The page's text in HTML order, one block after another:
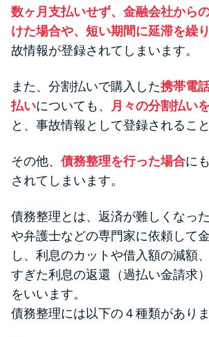
数ヶ月支払いせず、金融会社から
けた場合や、短い期間に延滞を繰
故情報が登録されてしまいます。
また、分割払いで購入した携帯電
払いについても、 月々の分割払い
と、事故情報として登録されるこ
その他、 債務整理を行った場合に
されてしまいます。
債務整理とは、返済が難しくなっ
や弁護士などの専門家に依頼して
し、利息のカットや借入額の減額
すぎた利息の返還（過払い金請求
をいいます。
債務整理には以下の４種類がありま